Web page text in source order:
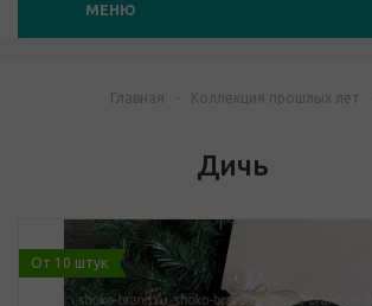
МЕНЮ
Главная - Коллекция прошлых лет
Дичь
От 10 штук